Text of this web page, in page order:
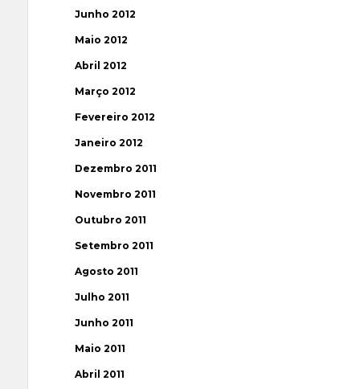
Junho 2012
Maio 2012
Abril 2012
Março 2012
Fevereiro 2012
Janeiro 2012
Dezembro 2011
Novembro 2011
Outubro 2011
Setembro 2011
Agosto 2011
Julho 2011
Junho 2011
Maio 2011
Abril 2011